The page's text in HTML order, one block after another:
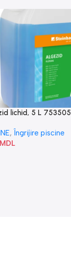
lichid, 5 L 753505
, Îngrijire piscine
MDL